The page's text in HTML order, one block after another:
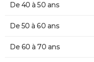
De 40 à 50 ans
De 50 à 60 ans
De 60 à 70 ans